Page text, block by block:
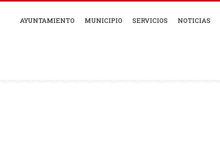
AYUNTAMIENTO MUNICIPIO SERVICIOS NOTICIAS